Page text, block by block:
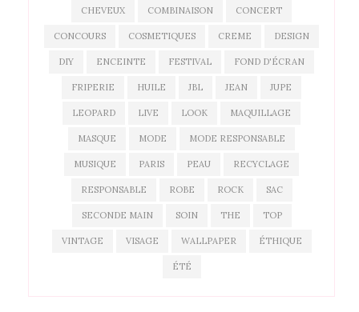
CHEVEUX COMBINAISON CONCERT
CONCOURS COSMETIQUES CREME DESIGN
DIY ENCEINTE FESTIVAL FOND D'ÉCRAN
FRIPERIE HUILE JBL JEAN JUPE
LEOPARD LIVE LOOK MAQUILLAGE
MASQUE MODE MODE RESPONSABLE
MUSIQUE PARIS PEAU RECYCLAGE
RESPONSABLE ROBE ROCK SAC
SECONDE MAIN SOIN THE TOP
VINTAGE VISAGE WALLPAPER ÉTHIQUE
ÉTÉ